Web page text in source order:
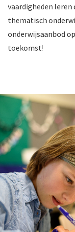
vaardigheden
thematisch
onderwijsaanbod
toekomst!